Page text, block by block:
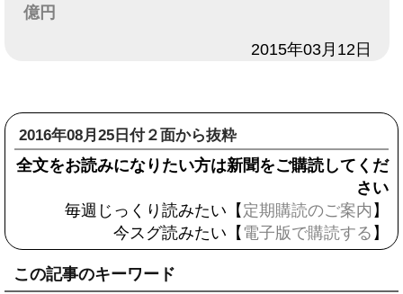
億円
2015年03月12日
2016年08月25日付２面から抜粋
全文をお読みになりたい方は新聞をご購読してくだ
さい
毎週じっくり読みたい【 定期購読のご案内 】
今スグ読みたい【 電子版で購読する 】
この記事のキーワード